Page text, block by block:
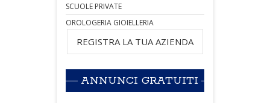
SCUOLE PRIVATE
OROLOGERIA GIOIELLERIA
REGISTRA LA TUA AZIENDA
ANNUNCI GRATUITI